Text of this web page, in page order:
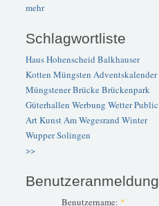
mehr
Schlagwortliste
Haus Hohenscheid Balkhauser
Kotten Müngsten Adventskalender
Müngstener BrückeBrückenpark
Güterhallen Werbung WetterPublic
ArtKunstAm Wegesrand Winter
WupperSolingen
>>
Benutzeranmeldung
Benutzername: *